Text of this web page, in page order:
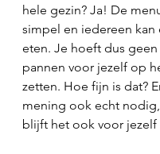
hele gezin? Ja! De
simpel en iedereen kan
eten. Je hoeft dus geen
pannen voor jezelf op
zetten. Hoe fijn is dat?
mening ook echt
blijft het ook voor jezelf